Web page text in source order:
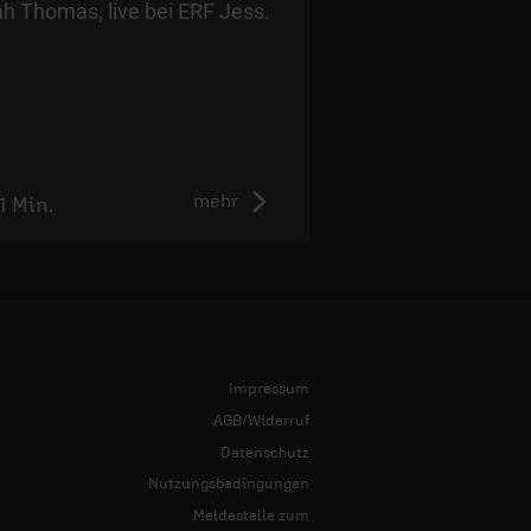
Thomas, live bei ERF Jess.
mehr
Min.
Impressum
AGB/Widerruf
Datenschutz
Nutzungsbedingungen
Meldestelle zum